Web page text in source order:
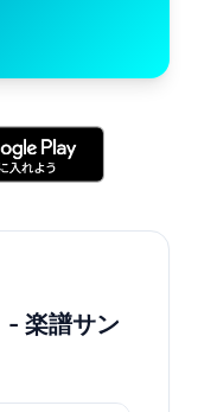
- 楽譜サン